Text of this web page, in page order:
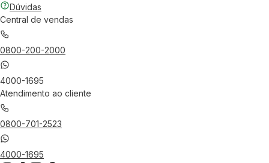
Dúvidas
Central de vendas
0800-200-2000
4000-1695
Atendimento ao cliente
0800-701-2523
4000-1695